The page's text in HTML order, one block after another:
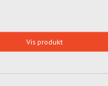
Vis produkt